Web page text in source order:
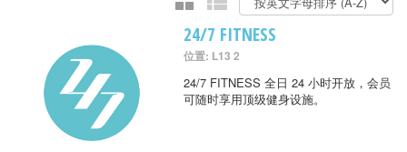
24/7 FITNESS
位置: L13 2
24/7 FITNESS 全日 24 小时开放，会员
可随时享用顶级健身设施。